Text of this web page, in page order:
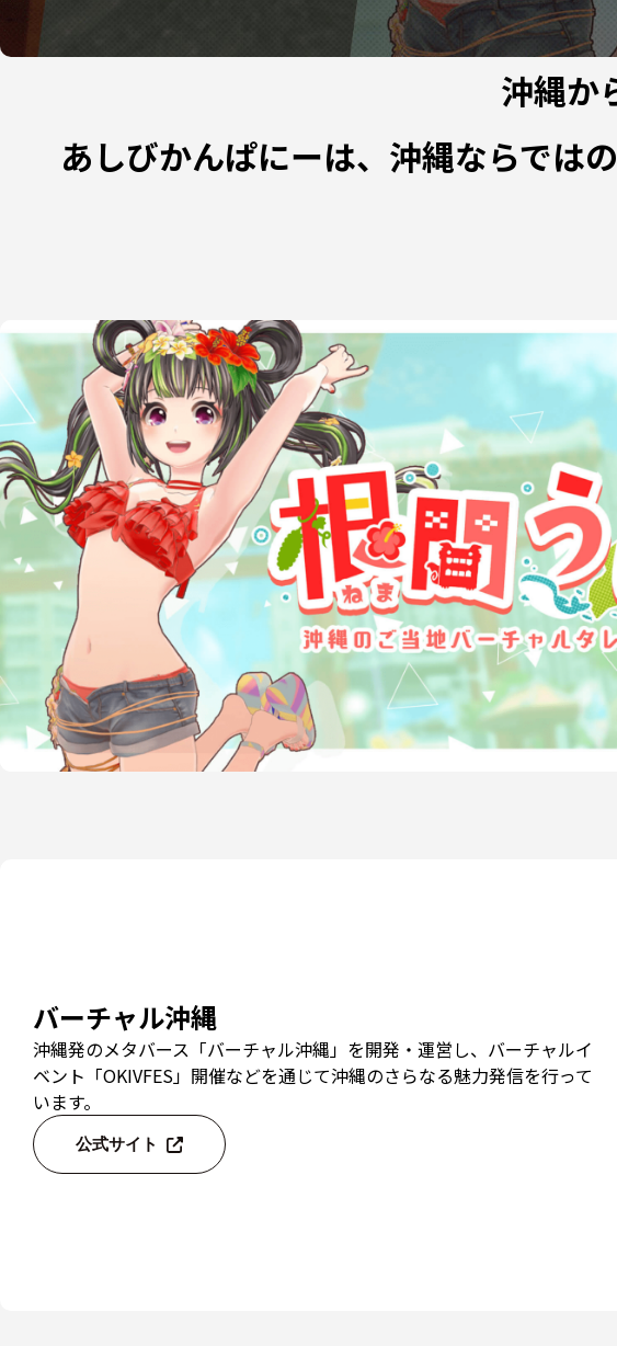
沖縄か
あしびかんぱにーは、沖縄ならでは
バーチャル沖縄
沖縄発のメタバース「バーチャル沖縄」を開発・運営し、バーチャルイ
ベント「OKIVFES」開催などを通じて沖縄のさらなる魅力発信を行って
います。
公式サイト